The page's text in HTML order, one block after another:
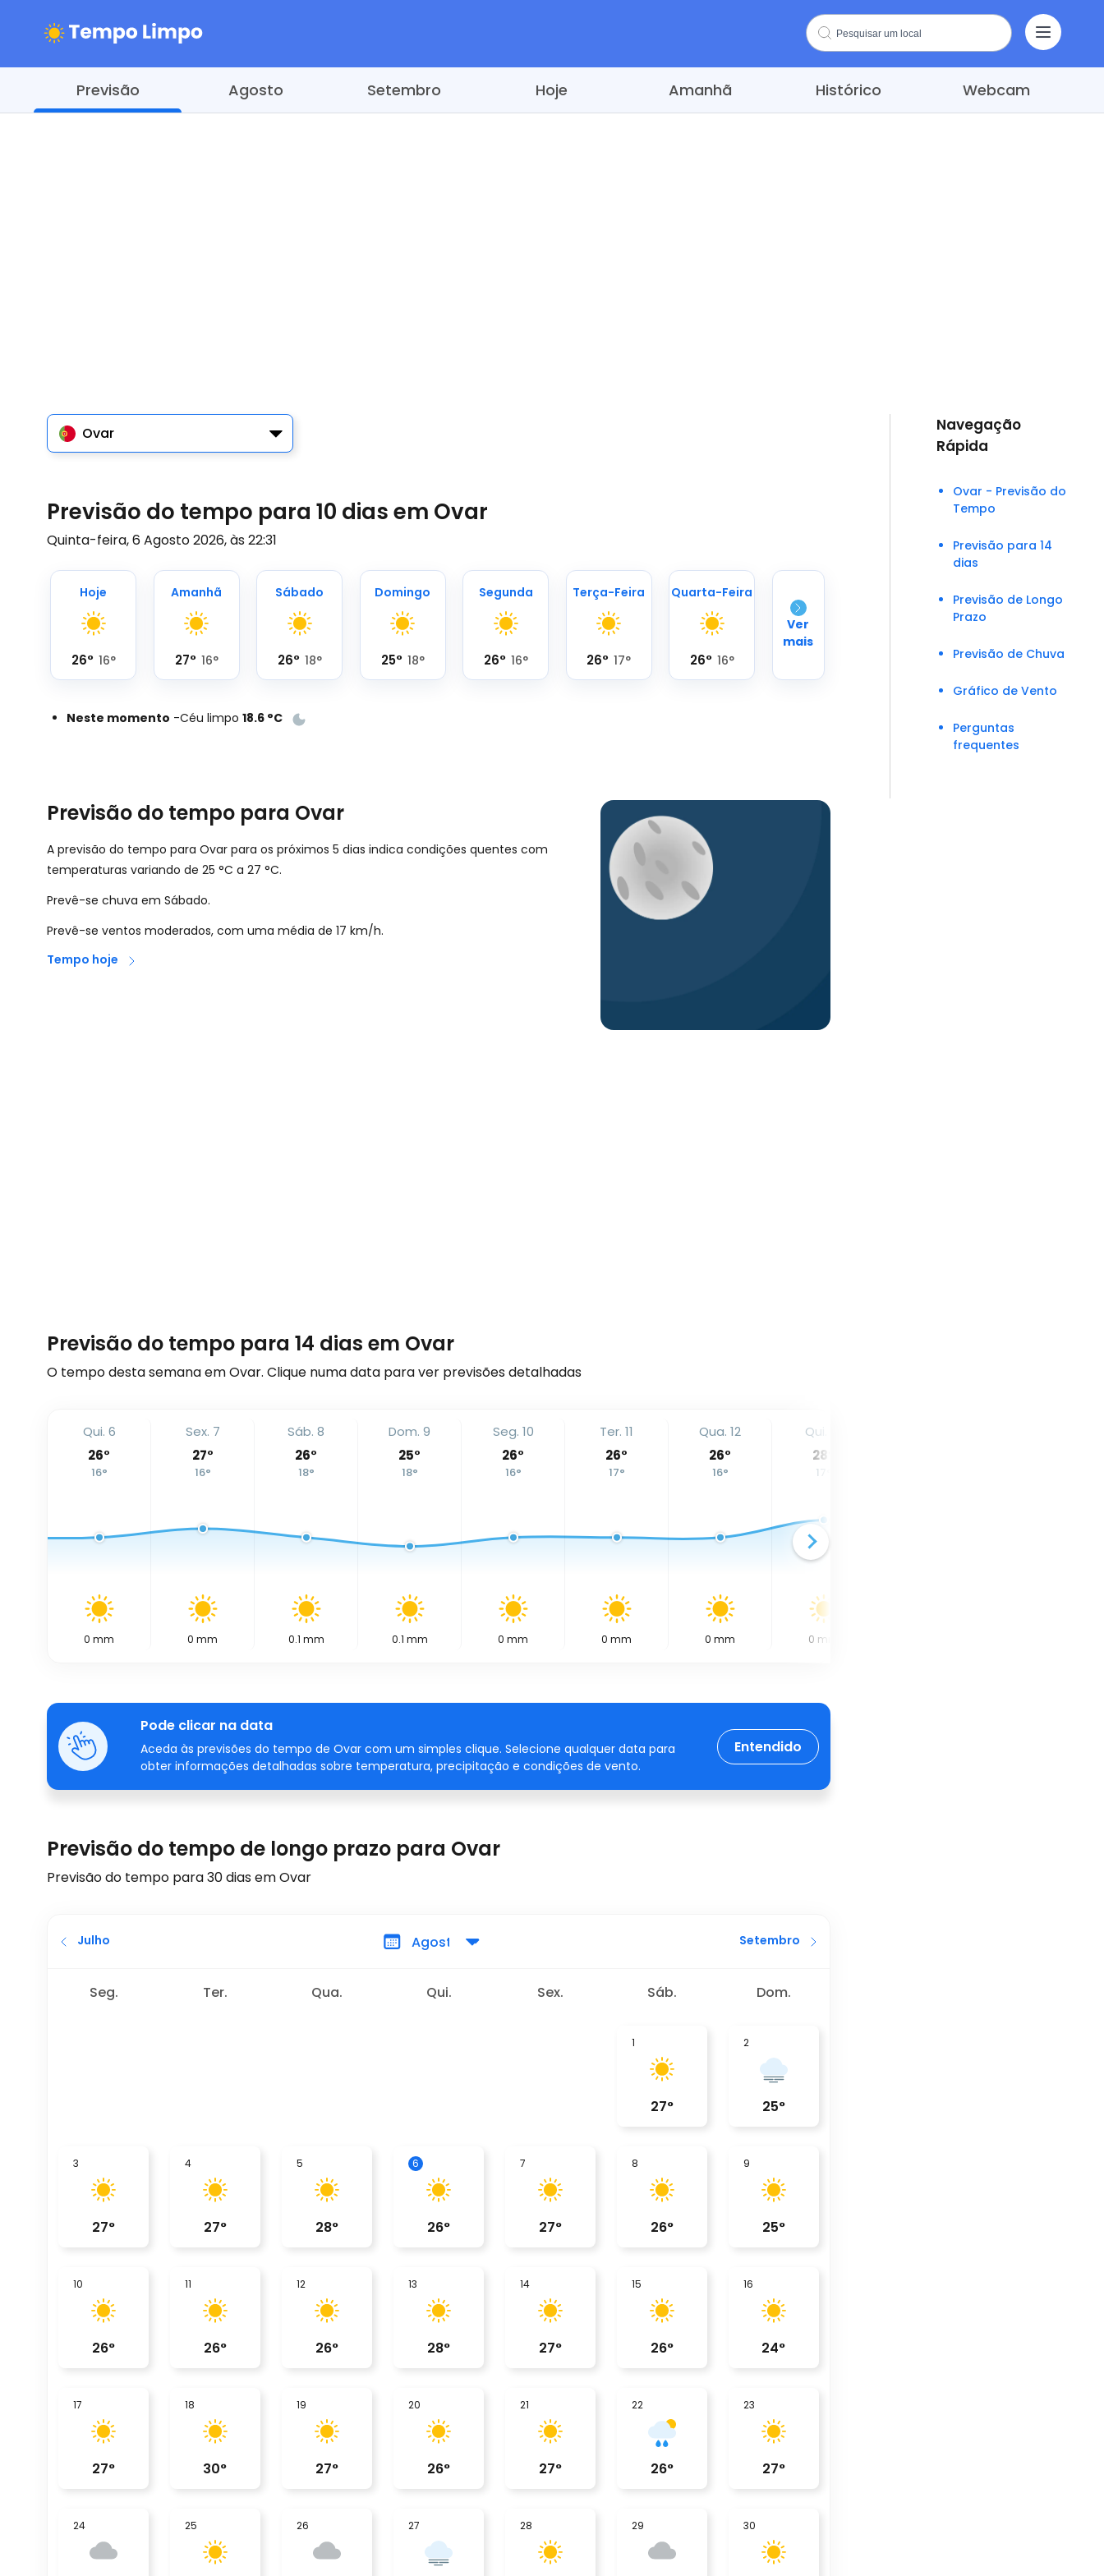
Previsão Agosto Setembro Hoje Amanhã Histórico Webcam
Ovar
Previsão do tempo para 10 dias em Ovar
Quinta-feira, 6 Agosto 2026, às 22:31
Hoje
26° 16°
Amanhã
27° 16°
Sábado
26° 18°
Domingo
25° 18°
Segunda
26° 16°
Terça-Feira
26° 17°
Quarta-Feira
26° 16°
Ver
mais
Neste momento -Céu limpo 18.6 °C
Previsão do tempo para Ovar
A previsão do tempo para Ovar para os próximos 5 dias indica condições quentes com
temperaturas variando de 25 °C a 27 °C.
Prevê-se chuva em Sábado.
Prevê-se ventos moderados, com uma média de 17 km/h.
Tempo hoje
Previsão do tempo para 14 dias em Ovar
O tempo desta semana em Ovar. Clique numa data para ver previsões detalhadas
Qui. 6
26°
16°
0 mm
Sex. 7
27°
16°
0 mm
Sáb. 8
26°
18°
0.1 mm
Dom. 9
25°
18°
0.1 mm
Seg. 10
26°
16°
0 mm
Ter. 11
26°
17°
0 mm
Qua. 12
26°
16°
0 mm
Qui. 13
28
17
0 mm
Pode clicar na data
Aceda às previsões do tempo de Ovar com um simples clique. Selecione qualquer data para
obter informações detalhadas sobre temperatura, precipitação e condições de vento.
Entendido
Previsão do tempo de longo prazo para Ovar
Previsão do tempo para 30 dias em Ovar
Julho Setembro
Seg. Ter. Qua. Qui. Sex. Sáb. Dom.
1
27°
2
25°
3
27°
4
27°
5
28°
6
26°
7
27°
8
26°
9
25°
10
26°
11
26°
12
26°
13
28°
14
27°
15
26°
16
24°
17
27°
18
30°
19
27°
20
26°
21
27°
22
26°
23
27°
24 25 26 27 28 29 30
Navegação
Rápida
Ovar - Previsão do
Tempo
Previsão para 14
dias
Previsão de Longo
Prazo
Previsão de Chuva
Gráfico de Vento
Perguntas
frequentes